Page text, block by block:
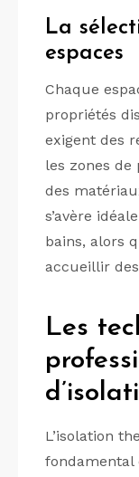
La
espaces
Chaque
propriétés
exigent des
les zones de
des
s’avère
bains, alors
accueillir
Les
L’isolation
fondamental